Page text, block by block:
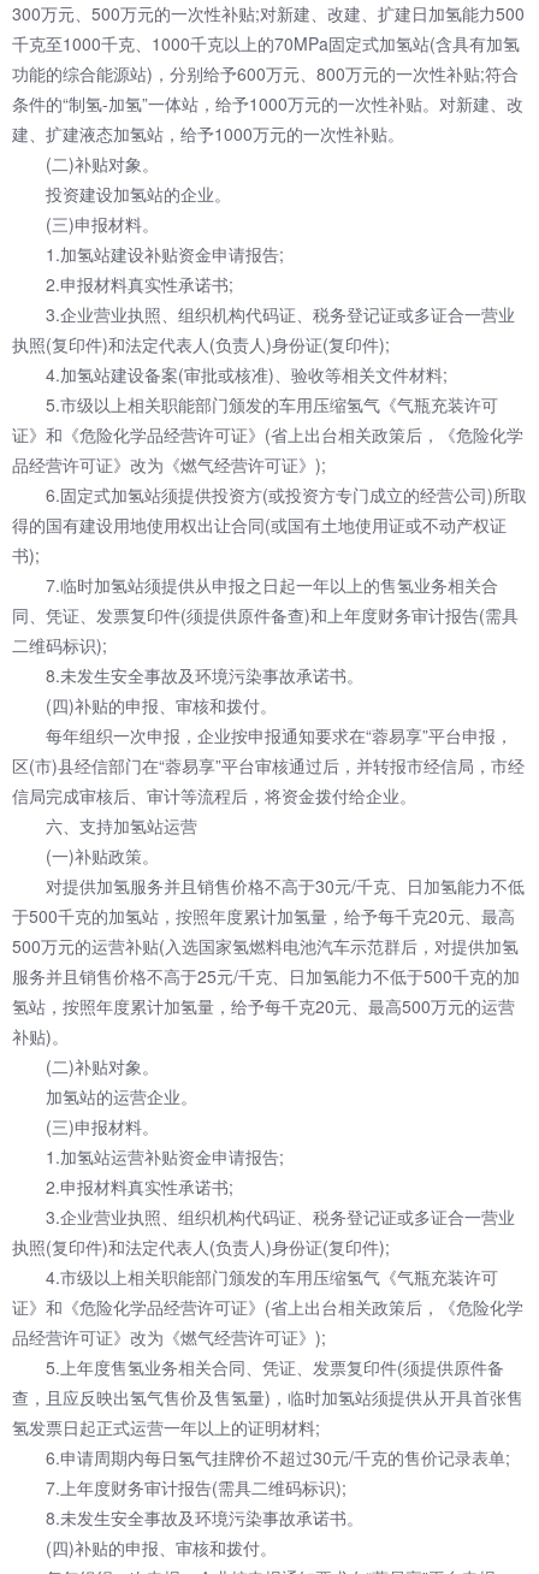
300万元、500万元的一次性补贴;对新建、改建、扩建日加氢能力500
千克至1000千克、1000千克以上的70MPa固定式加氢站(含具有加氢
功能的综合能源站)，分别给予600万元、800万元的一次性补贴;符合
条件的“制氢-加氢”一体站，给予1000万元的一次性补贴。对新建、改
建、扩建液态加氢站，给予1000万元的一次性补贴。
(二)补贴对象。
投资建设加氢站的企业。
(三)申报材料。
1.加氢站建设补贴资金申请报告;
2.申报材料真实性承诺书;
3.企业营业执照、组织机构代码证、税务登记证或多证合一营业
执照(复印件)和法定代表人(负责人)身份证(复印件);
4.加氢站建设备案(审批或核准)、验收等相关文件材料;
5.市级以上相关职能部门颁发的车用压缩氢气《气瓶充装许可
证》和《危险化学品经营许可证》(省上出台相关政策后，《危险化学
品经营许可证》改为《燃气经营许可证》);
6.固定式加氢站须提供投资方(或投资方专门成立的经营公司)所取
得的国有建设用地使用权出让合同(或国有土地使用证或不动产权证
书);
7.临时加氢站须提供从申报之日起一年以上的售氢业务相关合
同、凭证、发票复印件(须提供原件备查)和上年度财务审计报告(需具
二维码标识);
8.未发生安全事故及环境污染事故承诺书。
(四)补贴的申报、审核和拨付。
每年组织一次申报，企业按申报通知要求在“蓉易享”平台申报，
区(市)县经信部门在“蓉易享”平台审核通过后，并转报市经信局，市经
信局完成审核后、审计等流程后，将资金拨付给企业。
六、支持加氢站运营
(一)补贴政策。
对提供加氢服务并且销售价格不高于30元/千克、日加氢能力不低
于500千克的加氢站，按照年度累计加氢量，给予每千克20元、最高
500万元的运营补贴(入选国家氢燃料电池汽车示范群后，对提供加氢
服务并且销售价格不高于25元/千克、日加氢能力不低于500千克的加
氢站，按照年度累计加氢量，给予每千克20元、最高500万元的运营
补贴)。
(二)补贴对象。
加氢站的运营企业。
(三)申报材料。
1.加氢站运营补贴资金申请报告;
2.申报材料真实性承诺书;
3.企业营业执照、组织机构代码证、税务登记证或多证合一营业
执照(复印件)和法定代表人(负责人)身份证(复印件);
4.市级以上相关职能部门颁发的车用压缩氢气《气瓶充装许可
证》和《危险化学品经营许可证》(省上出台相关政策后，《危险化学
品经营许可证》改为《燃气经营许可证》);
5.上年度售氢业务相关合同、凭证、发票复印件(须提供原件备
查，且应反映出氢气售价及售氢量)，临时加氢站须提供从开具首张售
氢发票日起正式运营一年以上的证明材料;
6.申请周期内每日氢气挂牌价不超过30元/千克的售价记录表单;
7.上年度财务审计报告(需具二维码标识);
8.未发生安全事故及环境污染事故承诺书。
(四)补贴的申报、审核和拨付。